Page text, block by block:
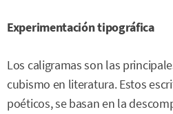
Experimentación tipográfica
Los caligramas son las
cubismo en literatura. Estos
poéticos, se basan en la